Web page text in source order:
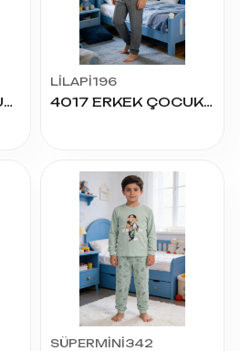
4025 ERKEK ÇOCUK SÜPREM K.KOL PİJAMA TAKIM
LİLAPİ196
4017 ERKEK ÇOCUK SÜPREM K.KOL PİJAMA TAKIM
SÜPERMİNİ342